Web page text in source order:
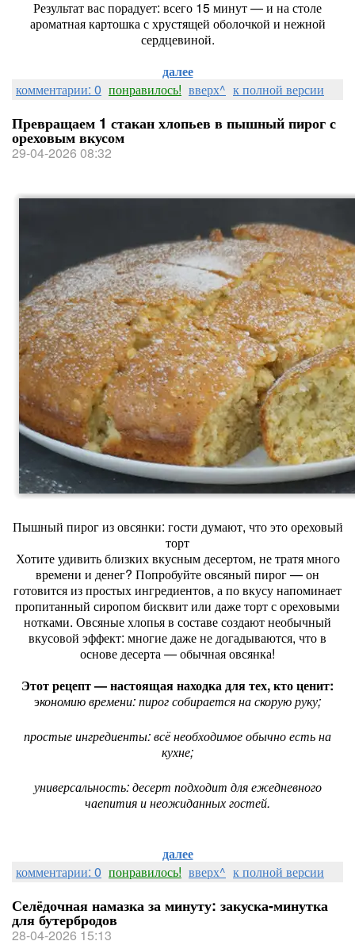
Результат вас порадует: всего 15 минут — и на столе
ароматная картошка с хрустящей оболочкой и нежной
сердцевиной.
далее
комментарии: 0 понравилось! вверх^ к полной версии
Превращаем 1 стакан хлопьев в пышный пирог с
ореховым вкусом
29-04-2026 08:32
Пышный пирог из овсянки: гости думают, что это ореховый
торт
Хотите удивить близких вкусным десертом, не тратя много
времени и денег? Попробуйте овсяный пирог — он
готовится из простых ингредиентов, а по вкусу напоминает
пропитанный сиропом бисквит или даже торт с ореховыми
нотками. Овсяные хлопья в составе создают необычный
вкусовой эффект: многие даже не догадываются, что в
основе десерта — обычная овсянка!
Этот рецепт — настоящая находка для тех, кто ценит:
экономию времени: пирог собирается на скорую руку;
простые ингредиенты: всё необходимое обычно есть на
кухне;
универсальность: десерт подходит для ежедневного
чаепития и неожиданных гостей.
далее
комментарии: 0 понравилось! вверх^ к полной версии
Селёдочная намазка за минуту: закуска‑минутка
для бутербродов
28-04-2026 15:13